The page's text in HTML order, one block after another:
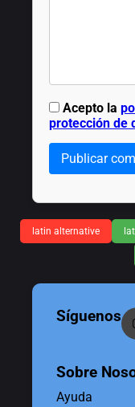
Acepto la
protección de
Publicar
latin alternative
Síguenos
Sobre
Ayuda